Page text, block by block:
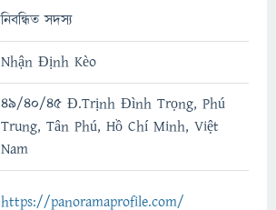
নিবন্ধিত সদস্য
Nhận Định Kèo
49/40/45 Đ.Trịnh Đình Trọng, Phú
Trung, Tân Phú, Hồ Chí Minh, Việt
Nam
https://panoramaprofile.com/